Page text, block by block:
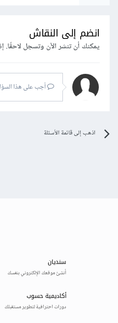
انضم إلى النقاش
يمكنك أن تنشر الآن وتسجل لاحقًا.
أجب على هذا
اذهب إلى قائمة الأسئلة